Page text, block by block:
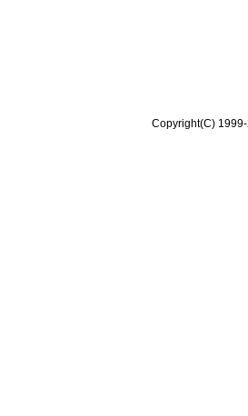
Copyright(C)